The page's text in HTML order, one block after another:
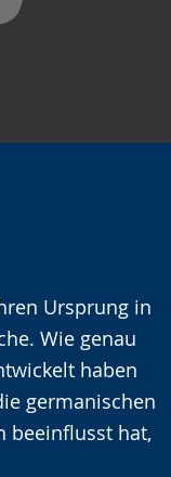
Ursprung in
Wie genau
haben
germanischen
beeinflusst hat,